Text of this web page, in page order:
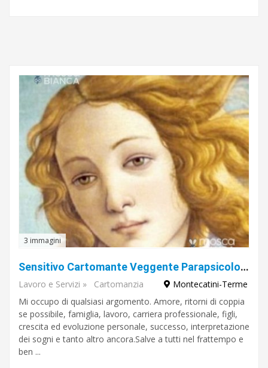
3 immagini
Sensitivo Cartomante Veggente Parapsicologo Daniel De Santi serio onesto e veritiero
Lavoro e Servizi » Cartomanzia
Montecatini-Terme
Mi occupo di qualsiasi argomento. Amore, ritorni di coppia
se possibile, famiglia, lavoro, carriera professionale, figli,
crescita ed evoluzione personale, successo, interpretazione
dei sogni e tanto altro ancora.Salve a tutti nel frattempo e
ben ...